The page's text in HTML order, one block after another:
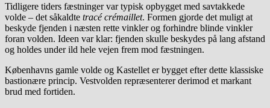
Tidligere tiders fæstninger var typisk opbygget med savtakkede
volde – det såkaldte tracé crémaillet. Formen gjorde det muligt at
beskyde fjenden i næsten rette vinkler og forhindre blinde vinkler
foran volden. Ideen var klar: fjenden skulle beskydes på lang afstand
og holdes under ild hele vejen frem mod fæstningen.
Københavns gamle volde og Kastellet er bygget efter dette klassiske
bastionære princip. Vestvolden repræsenterer derimod et markant
brud med fortiden.